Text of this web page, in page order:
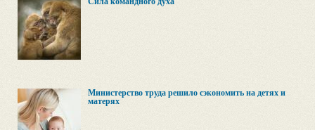
Министерство труда решило сэкономить на детях и
матерях